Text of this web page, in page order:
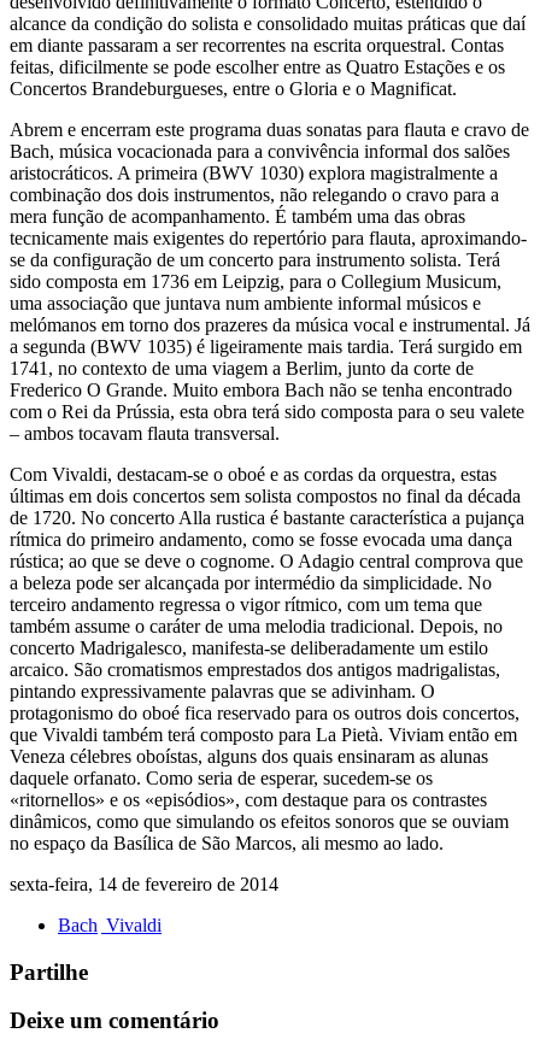
alcance da condição do solista e consolidado muitas práticas que daí
em diante passaram a ser recorrentes na escrita orquestral. Contas
feitas, dificilmente se pode escolher entre as Quatro Estações e os
Concertos Brandeburgueses, entre o Gloria e o Magnificat.
Abrem e encerram este programa duas sonatas para flauta e cravo de
Bach, música vocacionada para a convivência informal dos salões
aristocráticos. A primeira (BWV 1030) explora magistralmente a
combinação dos dois instrumentos, não relegando o cravo para a
mera função de acompanhamento. É também uma das obras
tecnicamente mais exigentes do repertório para flauta, aproximando-
se da configuração de um concerto para instrumento solista. Terá
sido composta em 1736 em Leipzig, para o Collegium Musicum,
uma associação que juntava num ambiente informal músicos e
melómanos em torno dos prazeres da música vocal e instrumental. Já
a segunda (BWV 1035) é ligeiramente mais tardia. Terá surgido em
1741, no contexto de uma viagem a Berlim, junto da corte de
Frederico O Grande. Muito embora Bach não se tenha encontrado
com o Rei da Prússia, esta obra terá sido composta para o seu valete
– ambos tocavam flauta transversal.
Com Vivaldi, destacam-se o oboé e as cordas da orquestra, estas
últimas em dois concertos sem solista compostos no final da década
de 1720. No concerto Alla rustica é bastante característica a pujança
rítmica do primeiro andamento, como se fosse evocada uma dança
rústica; ao que se deve o cognome. O Adagio central comprova que
a beleza pode ser alcançada por intermédio da simplicidade. No
terceiro andamento regressa o vigor rítmico, com um tema que
também assume o caráter de uma melodia tradicional. Depois, no
concerto Madrigalesco, manifesta-se deliberadamente um estilo
arcaico. São cromatismos emprestados dos antigos madrigalistas,
pintando expressivamente palavras que se adivinham. O
protagonismo do oboé fica reservado para os outros dois concertos,
que Vivaldi também terá composto para La Pietà. Viviam então em
Veneza célebres oboístas, alguns dos quais ensinaram as alunas
daquele orfanato. Como seria de esperar, sucedem-se os
«ritornellos» e os «episódios», com destaque para os contrastes
dinâmicos, como que simulando os efeitos sonoros que se ouviam
no espaço da Basílica de São Marcos, ali mesmo ao lado.
sexta-feira, 14 de fevereiro de 2014
Bach Vivaldi
Partilhe
Deixe um comentário